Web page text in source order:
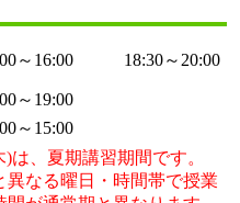
～16:00 18:30～20:00
～19:00
～15:00
は、夏期講習期間です。
異なる曜日・時間帯で授業